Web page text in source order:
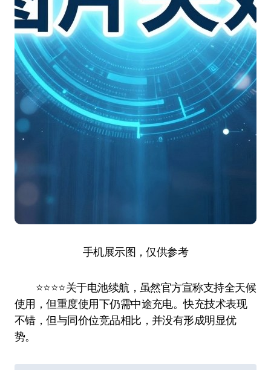
手机展示图，仅供参考
⭐️⭐️⭐️⭐️关于电池续航，虽然官方宣称支持全天候
使用，但重度使用下仍需中途充电。快充技术表现
不错，但与同价位竞品相比，并没有形成明显优
势。